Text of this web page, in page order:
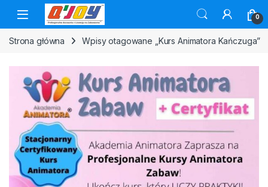
Skip to navigation
Skip to content
0
Strona główna Wpisy otagowane „Kurs Animatora Kańczuga”